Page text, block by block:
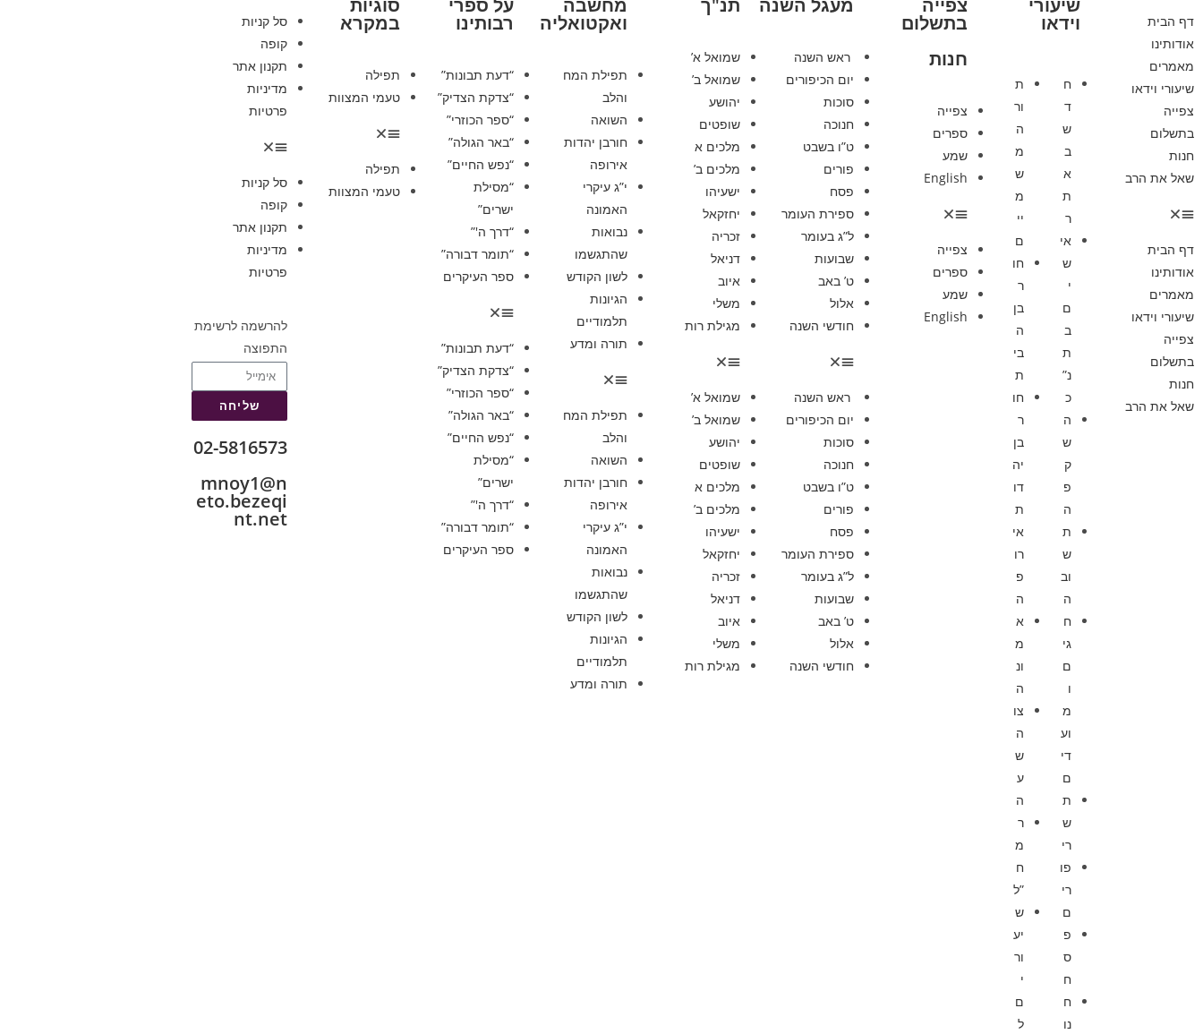
דף הבית
אודותינו
מאמרים
שיעורי וידאו
צפייה
בתשלום
חנות
שאל את הרב
דף הבית
אודותינו
מאמרים
שיעורי וידאו
צפייה
בתשלום
חנות
שאל את הרב
שיעורי
וידאו
ח
ד
ש
ב
א
ת
ר
אי
ש
י
ם
ב
ת
נ”
כ
ה
ש
ק
פ
ה
ת
ש
וב
ה
ח
גי
ם
ו
מ
וע
די
ם
ת
ש
רי
פו
רי
ם
פ
ס
ח
ח
נו
ת
ור
ה
מ
ש
מ
יי
ם
חו
ר
בן
ה
בי
ת
חו
ר
בן
יה
דו
ת
אי
רו
פ
ה
א
מ
ונ
ה
צו
ה
ש
ע
ה
ר
מ
ח
”ל
ש
יע
ור
י
ם
ל
צפייה
בתשלום
חנות
צפייה
ספרים
שמע
English
צפייה
ספרים
שמע
English
מעגל השנה
ראש השנה
יום הכיפורים
סוכות
חנוכה
ט”ו בשבט
פורים
פסח
ספירת העומר
ל”ג בעומר
שבועות
ט’ באב
אלול
חודשי השנה
ראש השנה
יום הכיפורים
סוכות
חנוכה
ט”ו בשבט
פורים
פסח
ספירת העומר
ל”ג בעומר
שבועות
ט’ באב
אלול
חודשי השנה
תנ"ך
שמואל א’
שמואל ב’
יהושע
שופטים
מלכים א
מלכים ב’
ישעיהו
יחזקאל
זכריה
דניאל
איוב
משלי
מגילת רות
שמואל א’
שמואל ב’
יהושע
שופטים
מלכים א
מלכים ב’
ישעיהו
יחזקאל
זכריה
דניאל
איוב
משלי
מגילת רות
מחשבה
ואקטואליה
תפילת המח
והלב
השואה
חורבן יהדות
אירופה
י”ג עיקרי
האמונה
נבואות
שהתגשמו
לשון הקודש
הגיונות
תלמודיים
תורה ומדע
תפילת המח
והלב
השואה
חורבן יהדות
אירופה
י”ג עיקרי
האמונה
נבואות
שהתגשמו
לשון הקודש
הגיונות
תלמודיים
תורה ומדע
על ספרי
רבותינו
“דעת תבונות”
“צדקת הצדיק”
“ספר הכוזרי”
“באר הגולה”
“נפש החיים”
“מסילת
ישרים”
“דרך ה'”
“תומר דבורה”
ספר העיקרים
“דעת תבונות”
“צדקת הצדיק”
“ספר הכוזרי”
“באר הגולה”
“נפש החיים”
“מסילת
ישרים”
“דרך ה'”
“תומר דבורה”
ספר העיקרים
סוגיות
במקרא
תפילה
טעמי המצוות
תפילה
טעמי המצוות
סל קניות
קופה
תקנון אתר
מדיניות
פרטיות
סל קניות
קופה
תקנון אתר
מדיניות
פרטיות
להרשמה לרשימת
התפוצה
שליחה
02-5816573
mnoy1@n
eto.bezeqi
nt.net